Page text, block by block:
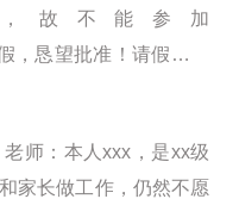
，故不能参加
，恳望批准！请假人：
师：本人xxx，是xx级
家长做工作，仍然不愿